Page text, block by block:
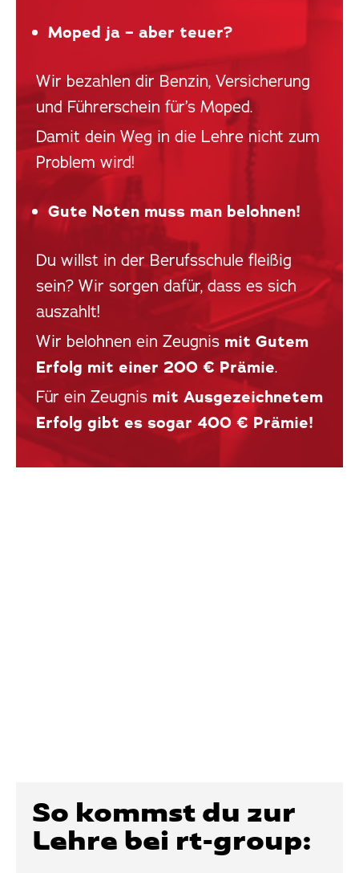
Moped ja – aber teuer?
Wir bezahlen dir Benzin, Versicherung
und Führerschein für’s Moped.
Damit dein Weg in die Lehre nicht zum
Problem wird!
Gute Noten muss man belohnen!
Du willst in der Berufsschule fleißig
sein? Wir sorgen dafür, dass es sich
auszahlt!
Wir belohnen ein Zeugnis mit Gutem
Erfolg mit einer 200 € Prämie.
Für ein Zeugnis mit Ausgezeichnetem
Erfolg gibt es sogar 400 € Prämie!
So kommst du zur
Lehre bei rt-group: